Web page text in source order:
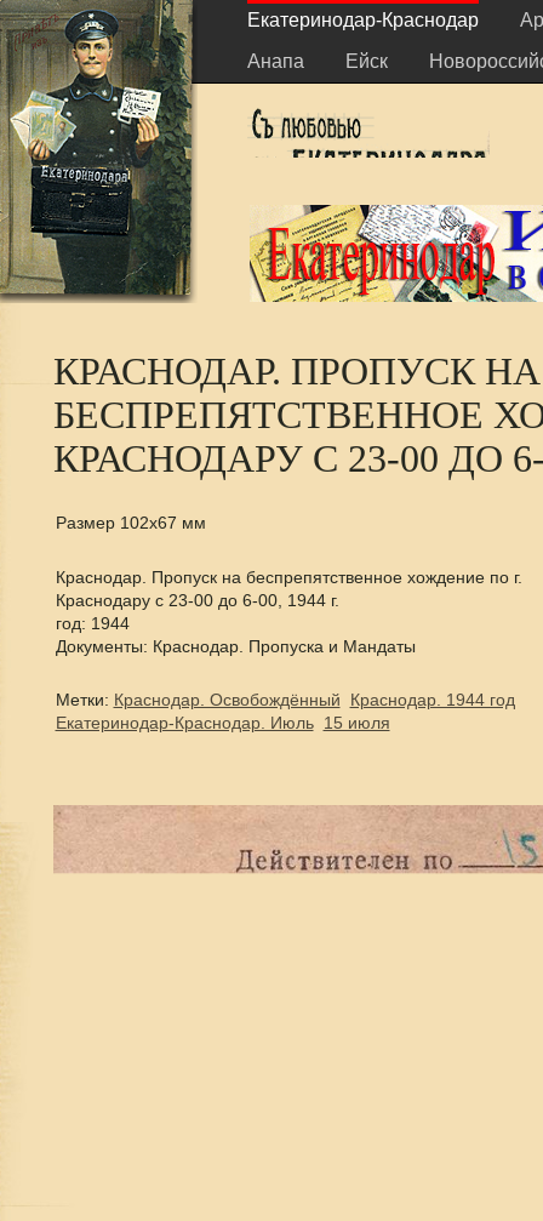
Екатеринодар-Краснодар
Анапа
Ейск
КРАСНОДАР. ПРОПУСК НА
БЕСПРЕПЯТСТВЕННОЕ
КРАСНОДАРУ С 23-00 ДО 6-
Размер 102х67 мм
Краснодар. Пропуск на беспрепятственное хождение по г.
Краснодару с 23-00 до 6-00, 1944 г.
год: 1944
Документы: Краснодар. Пропуска и Мандаты
Метки: Краснодар. Освобождённый
Краснодар. 1944 год
Екатеринодар-Краснодар. Июль
15 июля